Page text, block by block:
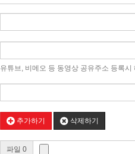
유튜브, 비메오 등 동영상 공유주소 등록
추가하기 삭제하기
파일 0